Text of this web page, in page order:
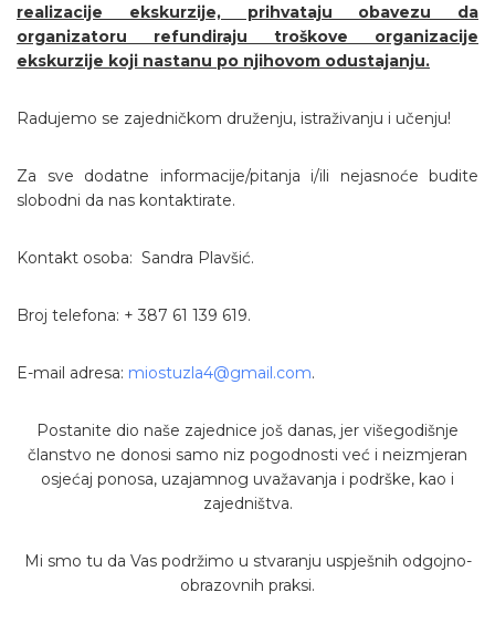
realizacije ekskurzije, prihvataju obavezu da
organizatoru refundiraju troškove organizacije
ekskurzije koji nastanu po njihovom odustajanju.
Radujemo se zajedničkom druženju, istraživanju i učenju!
Za sve dodatne informacije/pitanja i/ili nejasnoće budite
slobodni da nas kontaktirate.
Kontakt osoba: Sandra Plavšić.
Broj telefona: + 387 61 139 619.
E-mail adresa: miostuzla4@gmail.com.
Postanite dio naše zajednice još danas, jer višegodišnje
članstvo ne donosi samo niz pogodnosti već i neizmjeran
osjećaj ponosa, uzajamnog uvažavanja i podrške, kao i
zajedništva.
Mi smo tu da Vas podržimo u stvaranju uspješnih odgojno-
obrazovnih praksi.